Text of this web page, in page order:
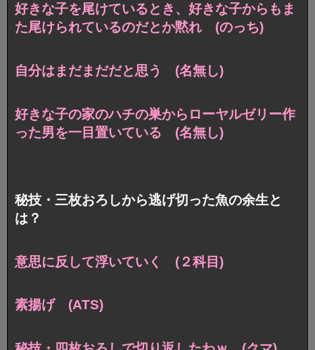
好きな子を尾けているとき、好きな子からもま
た尾けられているのだとか黙れ (のっち)
自分はまだまだだと思う (名無し)
好きな子の家のハチの巣からローヤルゼリー作
った男を一目置いている (名無し)
秘技・三枚おろしから逃げ切った魚の余生と
は？
意思に反して浮いていく (２科目)
素揚げ (ATS)